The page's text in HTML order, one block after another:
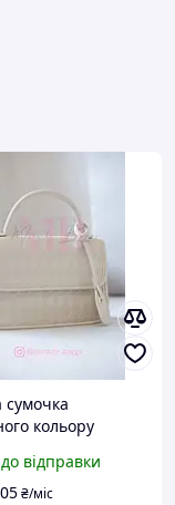
сумочка
кольору
з ромбовим
та ручкою
відправки
₴/міс